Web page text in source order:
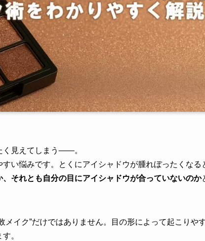
く見えてしまう——。
い悩みです。とくにアイシャドウが腫れぼったくなる
それとも自分の目にアイシャドウが合っていないのか
イク”だけではありません。目の形によって起こりやす
。